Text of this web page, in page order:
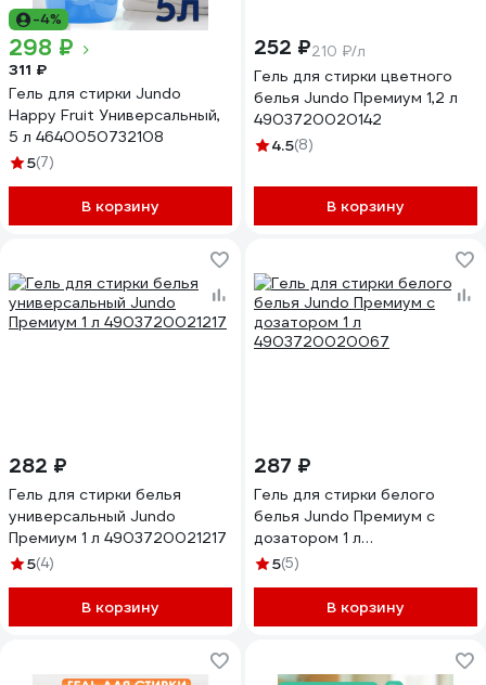
-4%
298 ₽
311 ₽
Гель для стирки Jundo
Happy Fruit Универсальный,
5 л 4640050732108
5(7)
В корзину
252 ₽210 ₽/л
Гель для стирки цветного
белья Jundo Премиум 1,2 л
4903720020142
4.5(8)
В корзину
282 ₽
Гель для стирки белья
универсальный Jundo
Премиум 1 л 4903720021217
5(4)
В корзину
287 ₽
Гель для стирки белого
белья Jundo Премиум с
дозатором 1 л
4903720020067
5(5)
В корзину